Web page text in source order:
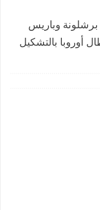
وباريس
أوروبا بالتشكيل